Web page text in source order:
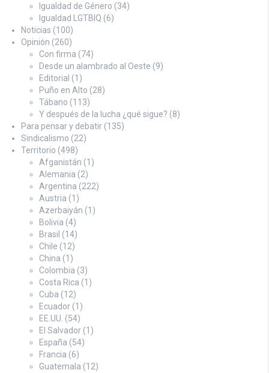
Igualdad de Género (34)
Igualdad LGTBIQ (6)
Noticias (100)
Opinión (260)
Con firma (74)
Desde un alambrado al Oeste (9)
Editorial (1)
Puño en Alto (28)
Tábano (113)
Y después de la lucha ¿qué sigue? (8)
Para pensar y debatir (135)
Sindicalismo (22)
Territorio (498)
Afganistán (1)
Alemania (2)
Argentina (222)
Austria (1)
Azerbaiyán (1)
Bolivia (4)
Brasil (14)
Chile (12)
China (1)
Colombia (3)
Costa Rica (1)
Cuba (12)
Ecuador (1)
EE.UU. (54)
El Salvador (1)
España (54)
Francia (6)
Guatemala (12)